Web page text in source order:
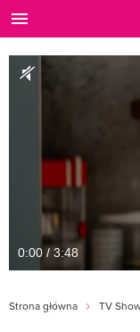
0:00 / 3:48
Strona główna TV